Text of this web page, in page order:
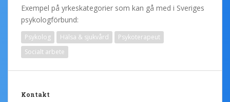
Exempel på yrkeskategorier som kan gå med i Sveriges
psykologförbund:
Psykolog Hälsa & sjukvård
Psykoterapeut
Socialt arbete
Kontakt